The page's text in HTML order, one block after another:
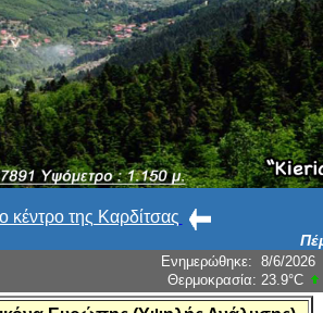
κέντρο της Καρδίτσας
Ενημερώθηκε: 8/6/2026
Θερμοκρασία: 23.9°C